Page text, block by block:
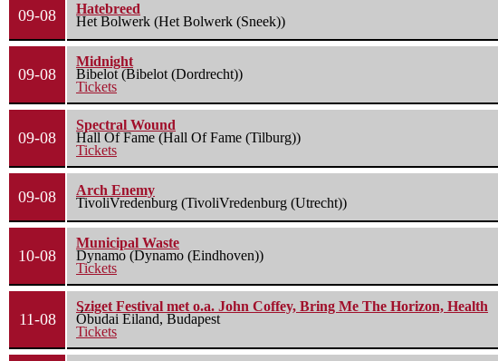
09-08
Hatebreed
Het Bolwerk (Het Bolwerk (Sneek))
09-08
Midnight
Bibelot (Bibelot (Dordrecht))
Tickets
09-08
Spectral Wound
Hall Of Fame (Hall Of Fame (Tilburg))
Tickets
09-08
Arch Enemy
TivoliVredenburg (TivoliVredenburg (Utrecht))
10-08
Municipal Waste
Dynamo (Dynamo (Eindhoven))
Tickets
11-08
Sziget Festival met o.a. John Coffey, Bring Me The Horizon, Health
Óbudai Eiland, Budapest
Tickets